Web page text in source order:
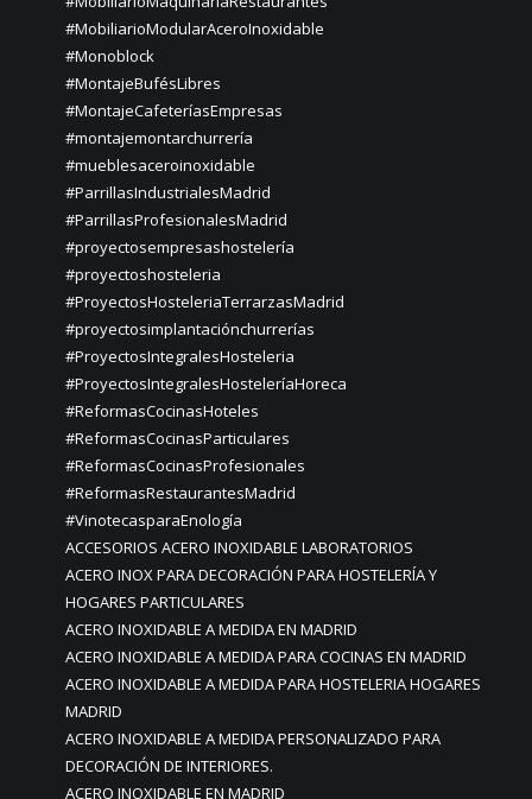
#MobiliarioModularAceroInoxidable
#Monoblock
#MontajeBufésLibres
#MontajeCafeteríasEmpresas
#montajemontarchurrería
#mueblesaceroinoxidable
#ParrillasIndustrialesMadrid
#ParrillasProfesionalesMadrid
#proyectosempresashostelería
#proyectoshosteleria
#ProyectosHosteleriaTerrarzasMadrid
#proyectosimplantaciónchurrerías
#ProyectosIntegralesHosteleria
#ProyectosIntegralesHosteleríaHoreca
#ReformasCocinasHoteles
#ReformasCocinasParticulares
#ReformasCocinasProfesionales
#ReformasRestaurantesMadrid
#VinotecasparaEnología
ACCESORIOS ACERO INOXIDABLE LABORATORIOS
ACERO INOX PARA DECORACIÓN PARA HOSTELERÍA Y
HOGARES PARTICULARES
ACERO INOXIDABLE A MEDIDA EN MADRID
ACERO INOXIDABLE A MEDIDA PARA COCINAS EN MADRID
ACERO INOXIDABLE A MEDIDA PARA HOSTELERIA HOGARES
MADRID
ACERO INOXIDABLE A MEDIDA PERSONALIZADO PARA
DECORACIÓN DE INTERIORES.
ACERO INOXIDABLE EN MADRID